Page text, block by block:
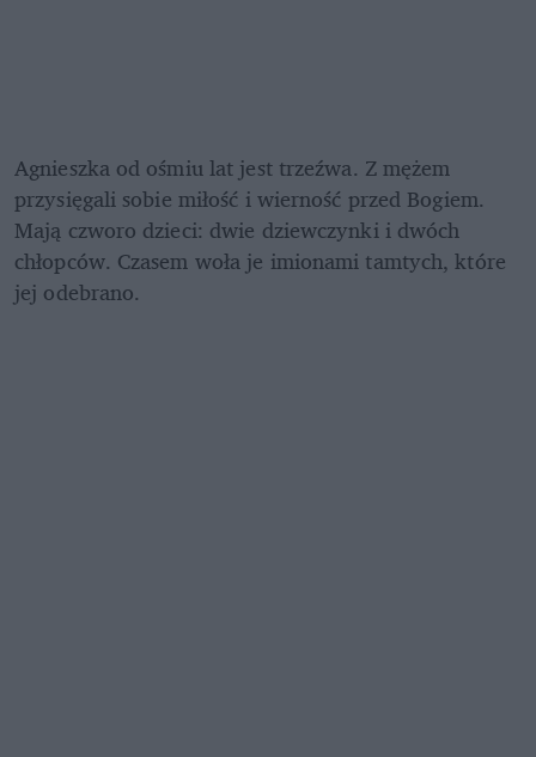
Agnieszka od ośmiu lat jest trzeźwa. Z mężem
przysięgali sobie miłość i wierność przed Bogiem.
Mają czworo dzieci: dwie dziewczynki i dwóch
chłopców. Czasem woła je imionami tamtych, które
jej odebrano.